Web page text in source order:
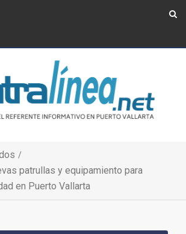
patrullas y equipamiento para
en Puerto Vallarta